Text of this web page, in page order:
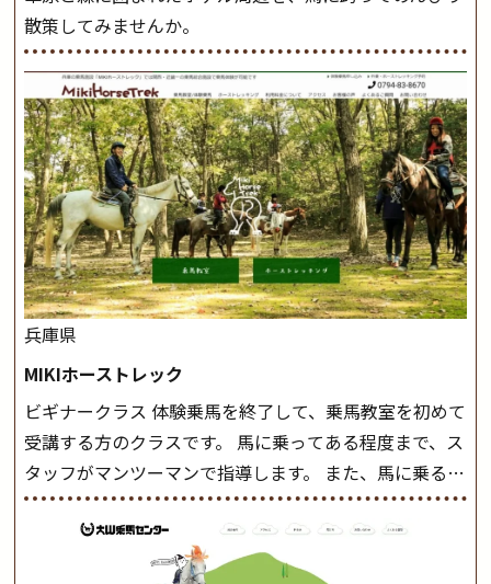
散策してみませんか。
兵庫県
MIKIホーストレック
ビギナークラス 体験乗馬を終了して、乗馬教室を初めて
受講する方のクラスです。 馬に乗ってある程度まで、ス
タッフがマンツーマンで指導します。 また、馬に乗るだ
けでなく、馬の手入れや馬装（鞍などを装着する） も
このクラスで把握し、「馬に触れること」にも慣れてい
きましょう。 スタートクラス ビギナークラスで単独で